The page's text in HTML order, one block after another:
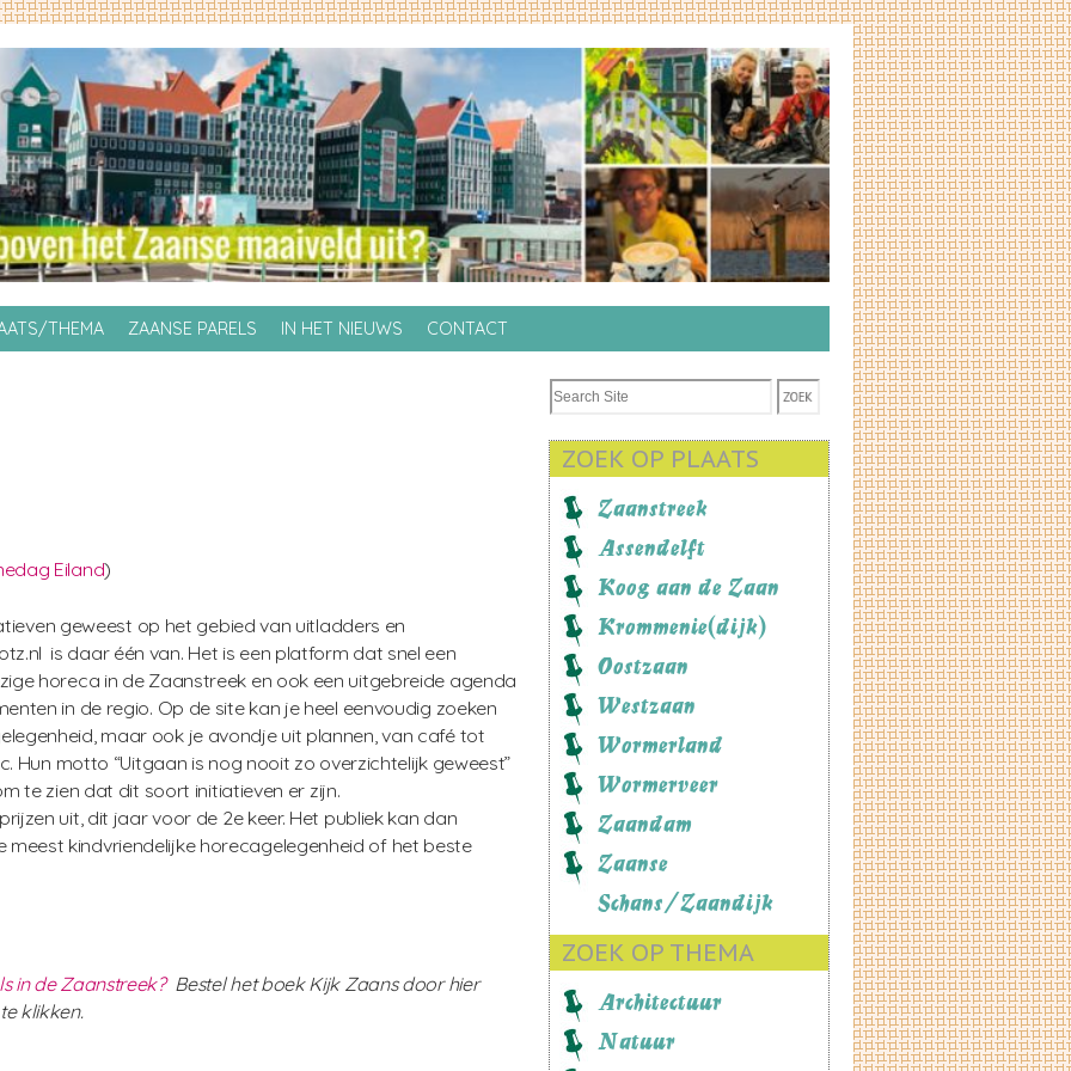
THEMA ZAANSE PARELS IN HET NIEUWS CONTACT
Eiland)
geweest op het gebied van uitladders en
is daar één van. Het is een platform dat snel een
horeca in de Zaanstreek en ook een uitgebreide agenda
in de regio. Op de site kan je heel eenvoudig zoeken
maar ook je avondje uit plannen, van café tot
Hun motto “Uitgaan is nog nooit zo overzichtelijk geweest”
te zien dat dit soort initiatieven er zijn.
uit, dit jaar voor de 2e keer. Het publiek kan dan
kindvriendelijke horecagelegenheid of het beste
in de Zaanstreek? Bestel het boek Kijk Zaans door hier
klikken.
ZOEK OP PLAATS
Zaanstreek
Assendelft
Koog aan de Zaan
Krommenie(dijk)
Oostzaan
Westzaan
Wormerland
Wormerveer
Zaandam
Zaanse
Schans/Zaandijk
ZOEK OP THEMA
Architectuur
Natuur